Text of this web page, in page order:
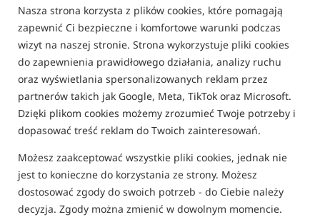
Nasza strona korzysta z plików cookies, które pomagają
zapewnić Ci bezpieczne i komfortowe warunki podczas
wizyt na naszej stronie. Strona wykorzystuje pliki cookies
do zapewnienia prawidłowego działania, analizy ruchu
oraz wyświetlania spersonalizowanych reklam przez
partnerów takich jak Google, Meta, TikTok oraz Microsoft.
Dzięki plikom cookies możemy zrozumieć Twoje potrzeby i
dopasować treść reklam do Twoich zainteresowań.
Możesz zaakceptować wszystkie pliki cookies, jednak nie
jest to konieczne do korzystania ze strony. Możesz
dostosować zgody do swoich potrzeb - do Ciebie należy
decyzja. Zgody można zmienić w dowolnym momencie.
Promocja
Carp Spirit BLAX Moon
Fotel karpiowy Moon Chair S serii BLAX
314,99
Cena kat.: 396,00
/ -20%
Min. cena z 30 dni przed
Fotel karpiowy Moon Chair serii BLAX
426,49 PLN
Cena kat.:
Min. cena z 30 dni przed